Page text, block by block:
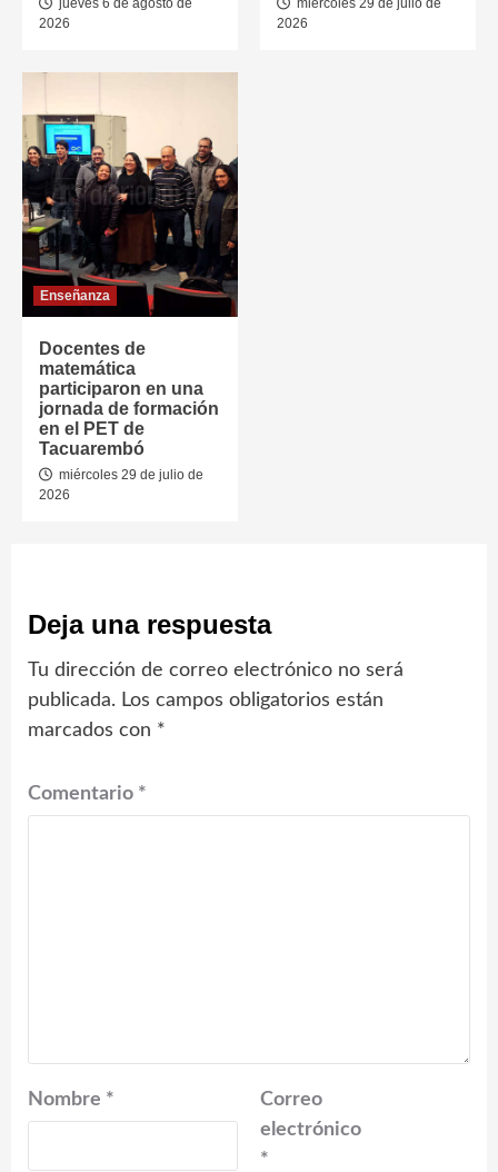
jueves 6 de agosto de
2026
miércoles 29 de julio de
2026
Enseñanza
Docentes de
matemática
participaron en una
jornada de formación
en el PET de
Tacuarembó
miércoles 29 de julio de
2026
Deja una respuesta
Tu dirección de correo electrónico no será
publicada. Los campos obligatorios están
marcados con *
Comentario *
Nombre *
Correo
electrónico
*